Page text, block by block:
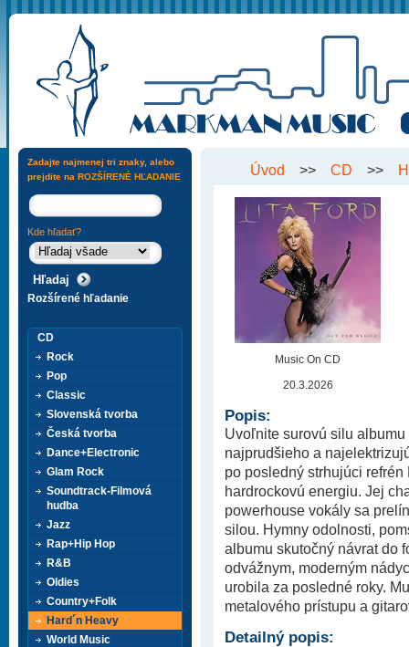
Úvod >> CD >>
Music On CD
20.3.2026
Popis:
Uvoľnite surovú silu albumu
najprudšieho a
po posledný strhujúci
hardrockovú energiu. Jej
powerhouse vokály sa
silou. Hymny odolnosti,
albumu skutočný návrat do
odvážnym, moderným
urobila za posledné roky.
metalového prístupu a
Detailný popis:
Zadajte najmenej tri znaky, alebo
prejdite na ROZŠÍRENÉ HĽADANIE
Kde hľadať?
Rozšírené hľadanie
CD
Rock
Pop
Classic
Slovenská tvorba
Česká tvorba
Dance+Electronic
Glam Rock
Soundtrack-Filmová
hudba
Jazz
Rap+Hip Hop
R&B
Oldies
Country+Folk
Hard´n Heavy
World Music